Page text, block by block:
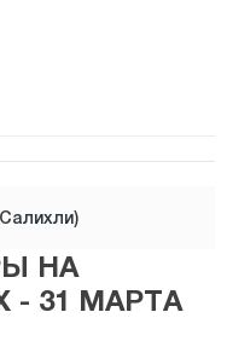
НА
31 МАРТА